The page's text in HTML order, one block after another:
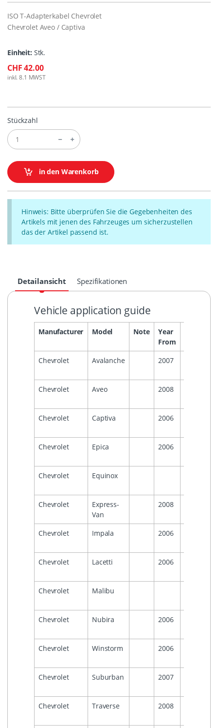
ISO T-Adapterkabel Chevrolet
Chevrolet Aveo / Captiva
Einheit: Stk.
CHF 42.00
inkl. 8.1 MWST
Stückzahl
in den Warenkorb
Hinweis: Bitte überprüfen Sie die Gegebenheiten des
Artikels mit jenen des Fahrzeuges um sicherzustellen
das der Artikel passend ist.
Detailansicht Spezifikationen
Vehicle application guide
Manufacturer Model Note
Year
From
Chevrolet Avalanche 2007
Chevrolet Aveo 2008
Chevrolet Captiva 2006
Chevrolet Epica 2006
Chevrolet Equinox
Chevrolet
Express-
Van
2008
Chevrolet Impala 2006
Chevrolet Lacetti 2006
Chevrolet Malibu
Chevrolet Nubira 2006
Chevrolet Winstorm 2006
Chevrolet Suburban 2007
Chevrolet Traverse 2008